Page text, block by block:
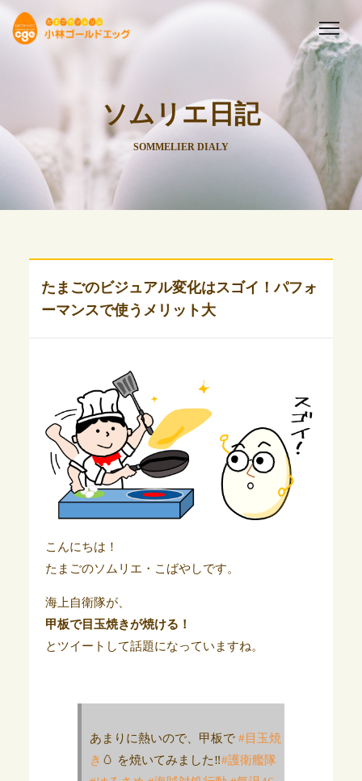
ソムリエ日記
SOMMELIER DIALY
たまごのビジュアル変化はスゴイ！パフォ
ーマンスで使うメリット大
こんにちは！
たまごのソムリエ・こばやしです。
海上自衛隊が、
甲板で目玉焼きが焼ける！
とツイートして話題になっていますね。
あまりに熱いので、甲板で #目玉焼
き 🥚 を焼いてみました‼️#護衛艦隊